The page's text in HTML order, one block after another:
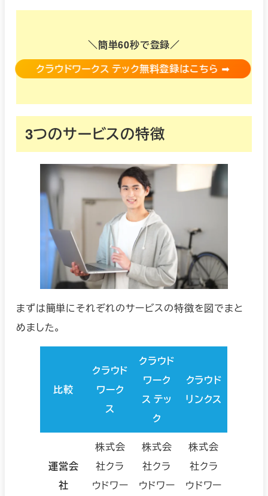
＼簡単60秒で登録／
クラウドワークス テック無料登録はこちら ➡︎
3つのサービスの特徴
まずは簡単にそれぞれのサービスの特徴を図でまと
めました。
比較
クラウド
ワーク
ス
クラウド
ワーク
ス テッ
ク
クラウド
リンクス
運営会
社
株式会
社クラ
ウドワー
株式会
社クラ
ウドワー
株式会
社クラ
ウドワー